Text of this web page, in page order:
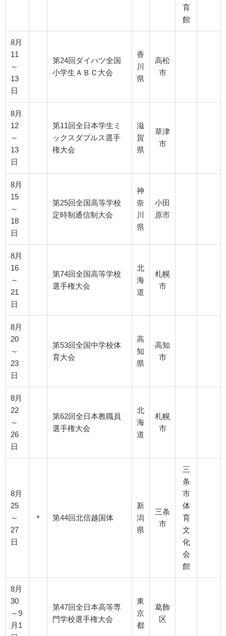
育
館
8月
11
～
13
日
第24回ダイハツ全国
小学生ＡＢＣ大会
香
川
県
高松
市
8月
12
～
13
日
第11回全日本学生ミ
ックスダブルス選手
権大会
滋
賀
県
草津
市
8月
15
～
18
日
第25回全国高等学校
定時制通信制大会
神
奈
川
県
小田
原市
8月
16
～
21
日
第74回全国高等学校
選手権大会
北
海
道
札幌
市
8月
20
～
23
日
第53回全国中学校体
育大会
高
知
県
高知
市
8月
22
～
26
日
第62回全日本教職員
選手権大会
北
海
道
札幌
市
8月
25
～
27
日
＊ 第44回北信越国体
新
潟
県
三条
市
三
条
市
体
育
文
化
会
館
8月
30
～9
月1
第47回全日本高等専
門学校選手権大会
東
京
都
葛飾
区